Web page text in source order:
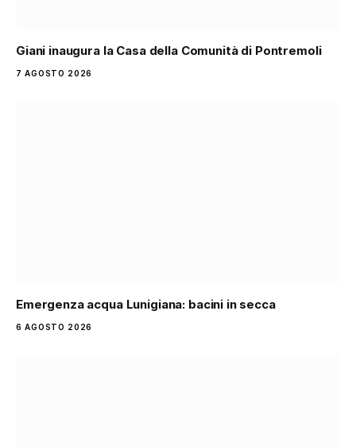
Giani inaugura la Casa della Comunità di Pontremoli
7 AGOSTO 2026
Emergenza acqua Lunigiana: bacini in secca
6 AGOSTO 2026